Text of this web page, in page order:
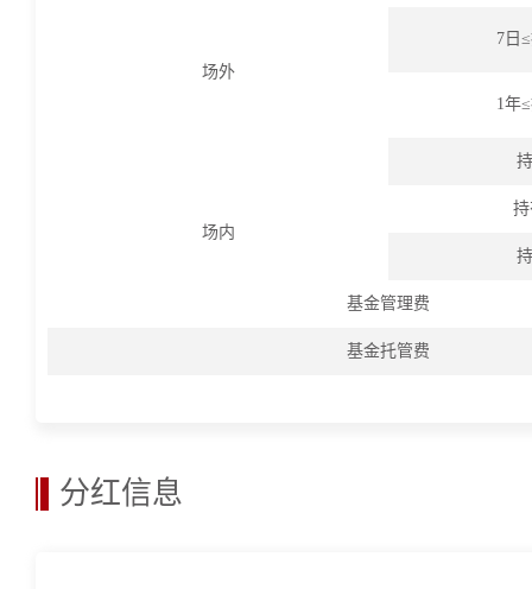
场外
7日
1年
场内
基金管理费
基金托管费
分红信息